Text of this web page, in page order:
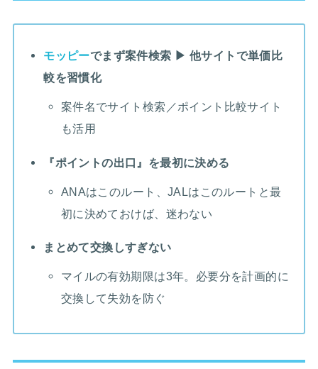
モッピーでまず案件検索 ▶ 他サイトで単価比
較を習慣化
案件名でサイト検索／ポイント比較サイト
も活用
『ポイントの出口』を最初に決める
ANAはこのルート、JALはこのルートと最
初に決めておけば、迷わない
まとめて交換しすぎない
マイルの有効期限は3年。必要分を計画的に
交換して失効を防ぐ